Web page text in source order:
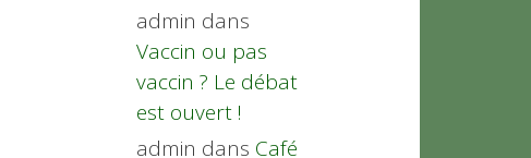
admin dans
Vaccin ou pas
vaccin ? Le débat
est ouvert !
admin dans Café